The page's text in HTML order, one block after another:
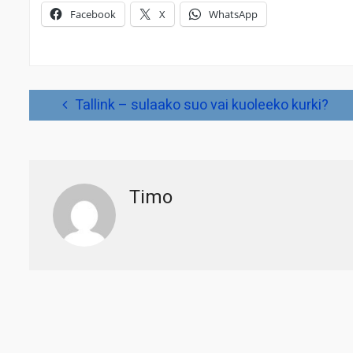
Facebook X WhatsApp
ArtikkelienTallink – sulaako suo vai kuoleeko kurki?
Timo